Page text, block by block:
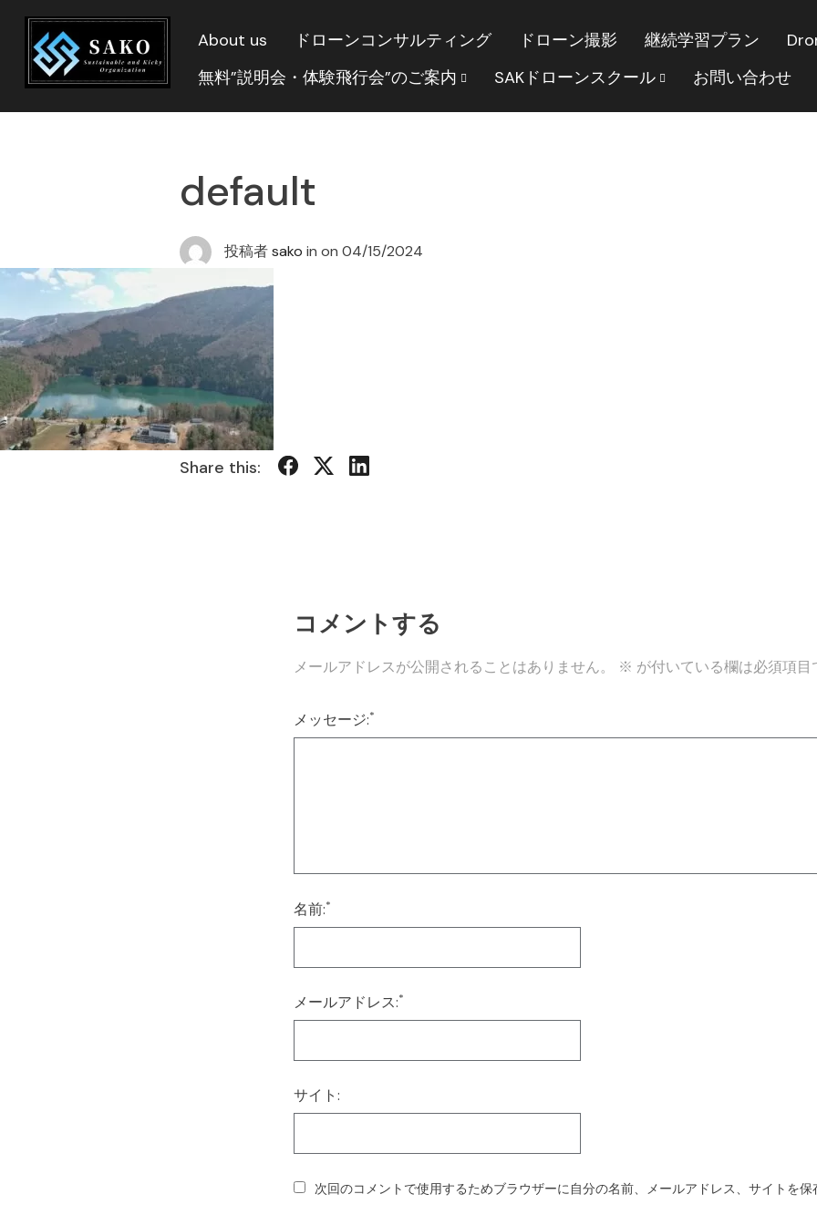
About us ドローンコンサルティング ドローン撮影 継続学習プラン
無料”説明会・体験飛行会”のご案内
SAKドローンスクール お問い合わせ
default
投稿者sako in on 04/15/2024
Share this:
コメントする
メールアドレスが公開されることはありません。 ※ が付いている欄は必須項目
メッセージ:*
名前:*
メールアドレス:*
サイト:
次回のコメントで使用するためブラウザーに自分の名前、メールアドレス、サイトを保